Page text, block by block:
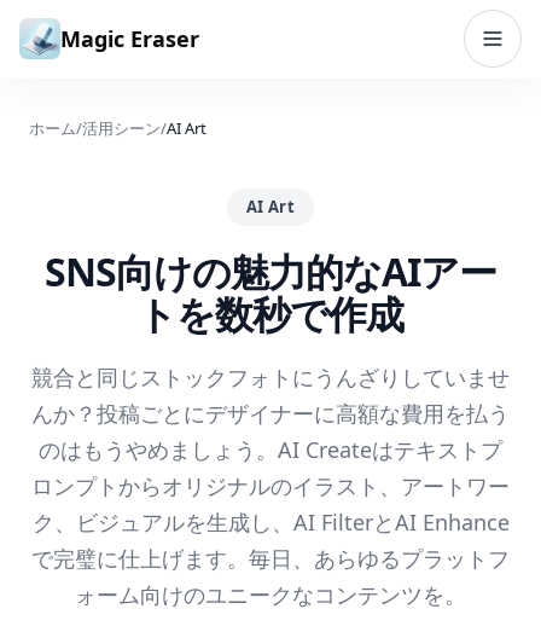
コンテンツへスキップ
Magic Eraser
ホーム/活用シーン/AI Art
AI Art
SNS向けの魅力的なAIアー
トを数秒で作成
競合と同じストックフォトにうんざりしていませ
んか？投稿ごとにデザイナーに高額な費用を払う
のはもうやめましょう。AI Createはテキストプ
ロンプトからオリジナルのイラスト、アートワー
ク、ビジュアルを生成し、AI FilterとAI Enhance
で完璧に仕上げます。毎日、あらゆるプラットフ
ォーム向けのユニークなコンテンツを。